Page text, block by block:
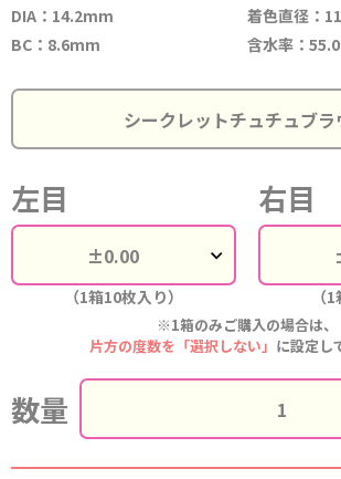
DIA：14.2mm
着色直径：
BC：8.6mm
含水率：
左目
（1箱10枚入り）
右目
（
※1箱のみご購入の場合は、
片方の度数を「選択しない」 に設定し
数量